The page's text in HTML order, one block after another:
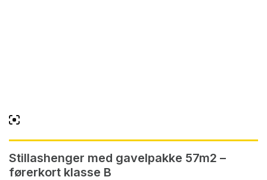
Stillashenger med gavelpakke 57m2 –
førerkort klasse B